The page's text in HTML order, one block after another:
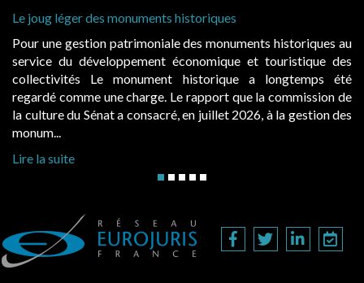
historiques
des monuments historiques au
économique et touristique des
historique a longtemps été
Le rapport que la commission de
en juillet 2026, à la gestion des
Cabines de plage : le juge
Evocatrices des bains
également un beau sujet
public, elles donnent
d’occupation. Saisies par